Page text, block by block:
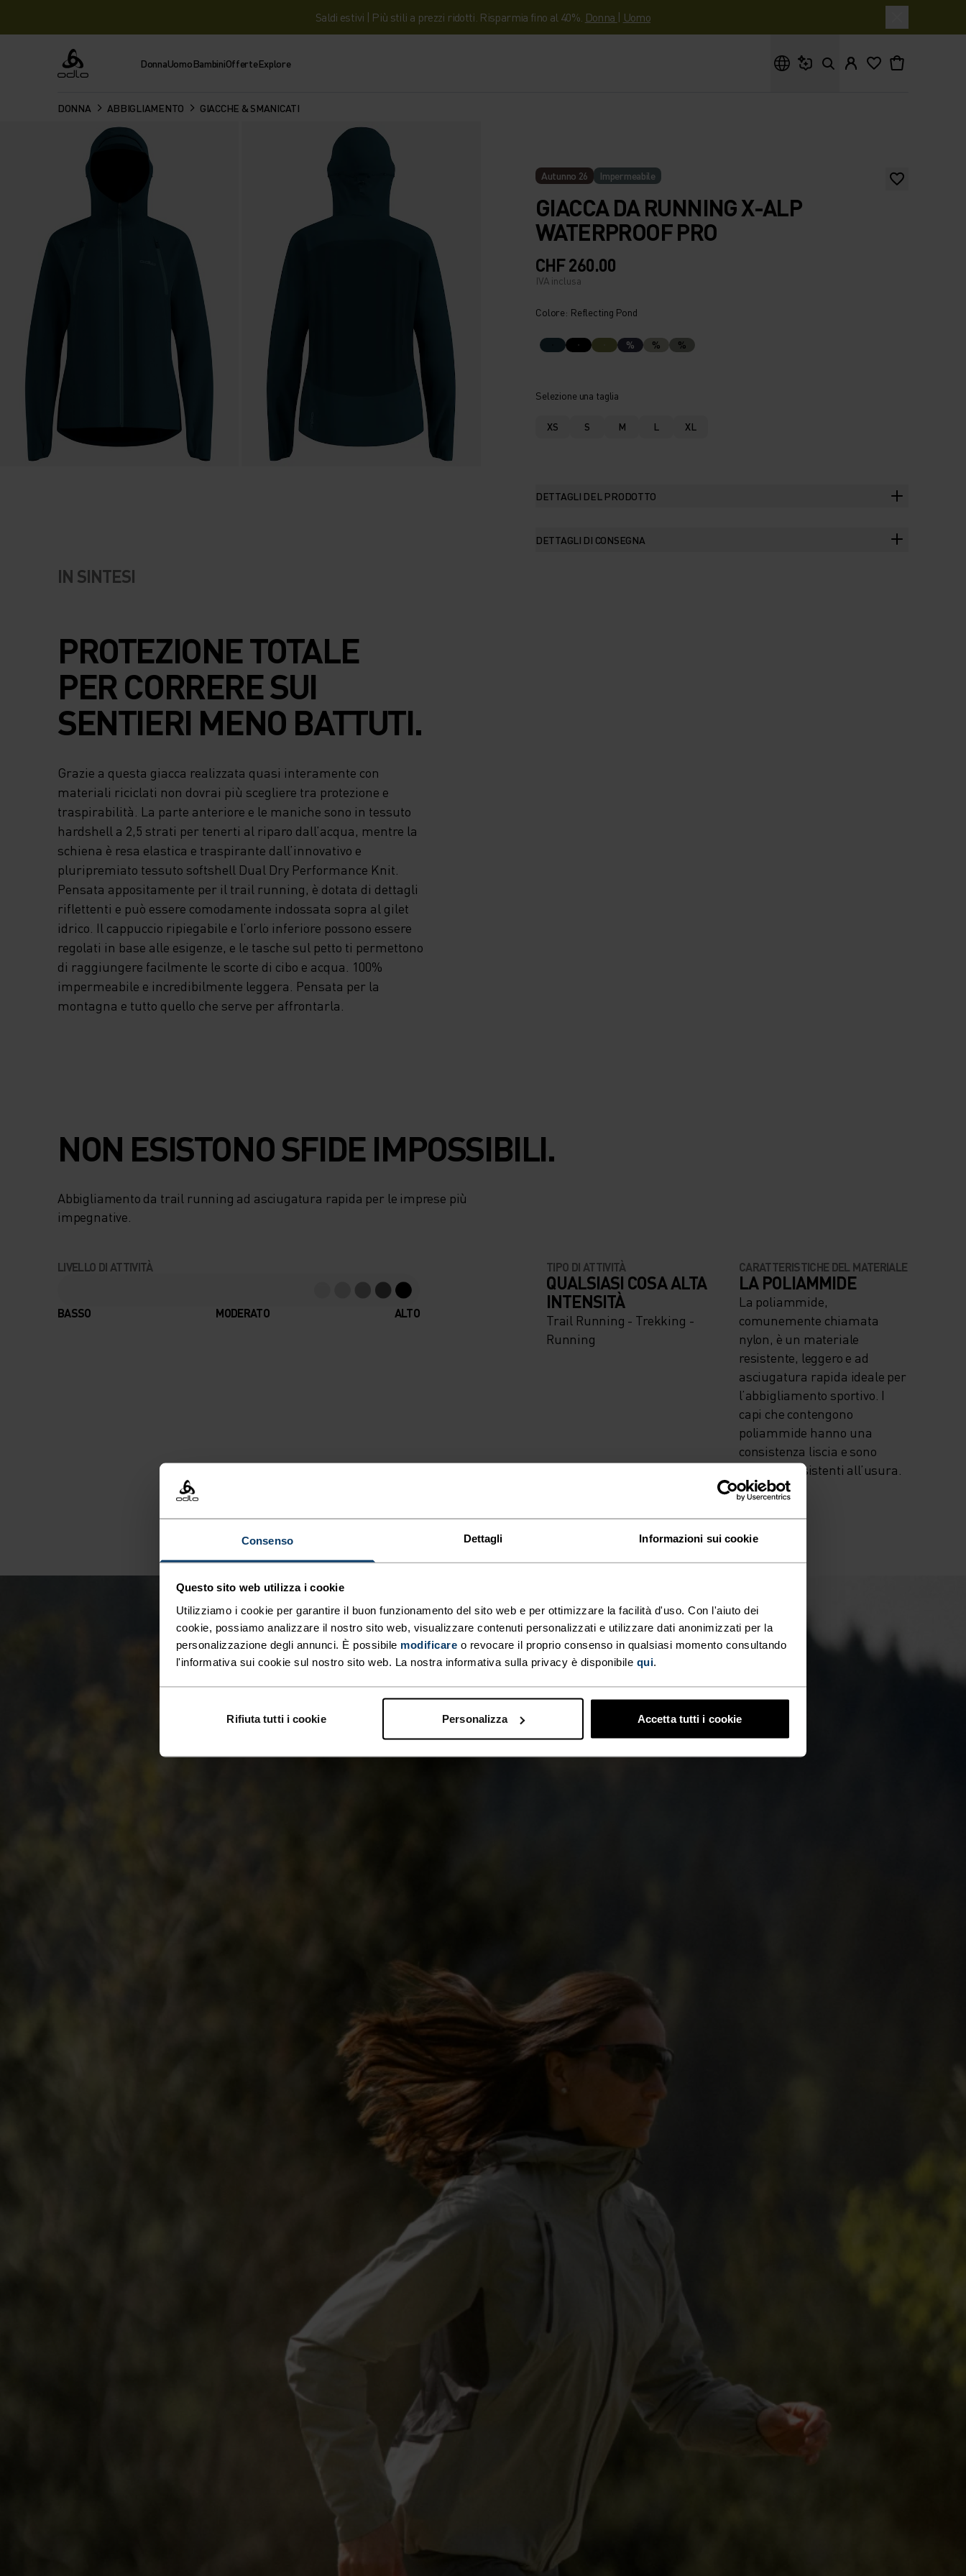
Consenso Dettagli Informazioni sui cookie
Questo sito web utilizza i cookie
Utilizziamo i cookie per garantire il buon funzionamento del sito web e per ottimizzare la facilità d'uso. Con l'aiuto dei
cookie, possiamo analizzare il nostro sito web, visualizzare contenuti personalizzati e utilizzare dati anonimizzati per la
personalizzazione degli annunci. È possibile modificare o revocare il proprio consenso in qualsiasi momento consultando
l'informativa sui cookie sul nostro sito web. La nostra informativa sulla privacy è disponibile qui.
Rifiuta tutti i cookie Personalizza Accetta tutti i cookie
Saldi estivi | Più stili a prezzi ridotti. Risparmia fino al 40%. Donna | Uomo
Odlo DonnaUomoBambiniOfferteExplore
DONNA ABBIGLIAMENTO GIACCHE & SMANICATI
Autunno 26 Impermeabile
GIACCA DA RUNNING X-ALP
WATERPROOF PRO
CHF 260.00
IVA inclusa
Colore: Reflecting Pond
% % %
Selezione una taglia
XS S M L XL
DETTAGLI DEL PRODOTTO
DETTAGLI DI CONSEGNA
IN SINTESI
PROTEZIONE TOTALE
PER CORRERE SUI
SENTIERI MENO BATTUTI.
Grazie a questa giacca realizzata quasi interamente con
materiali riciclati non dovrai più scegliere tra protezione e
traspirabilità. La parte anteriore e le maniche sono in tessuto
hardshell a 2,5 strati per tenerti al riparo dall’acqua, mentre la
schiena è resa elastica e traspirante dall’innovativo e
pluripremiato tessuto softshell Dual Dry Performance Knit.
Pensata appositamente per il trail running, è dotata di dettagli
riflettenti e può essere comodamente indossata sopra al gilet
idrico. Il cappuccio ripiegabile e l’orlo inferiore possono essere
regolati in base alle esigenze, e le tasche sul petto ti permettono
di raggiungere facilmente le scorte di cibo e acqua. 100%
impermeabile e incredibilmente leggera. Pensata per la
montagna e tutto quello che serve per affrontarla.
NON ESISTONO SFIDE IMPOSSIBILI.
Abbigliamento da trail running ad asciugatura rapida per le imprese più
impegnative.
LIVELLO DI ATTIVITÀ
BASSO MODERATO ALTO
TIPO DI ATTIVITÀ
QUALSIASI COSA ALTA
INTENSITÀ
Trail Running - Trekking -
Running
CARATTERISTICHE DEL MATERIALE
LA POLIAMMIDE
La poliammide,
comunemente chiamata
nylon, è un materiale
resistente, leggero e ad
asciugatura rapida ideale per
l’abbigliamento sportivo. I
capi che contengono
poliammide hanno una
consistenza liscia e sono
robusti e resistenti all’usura.